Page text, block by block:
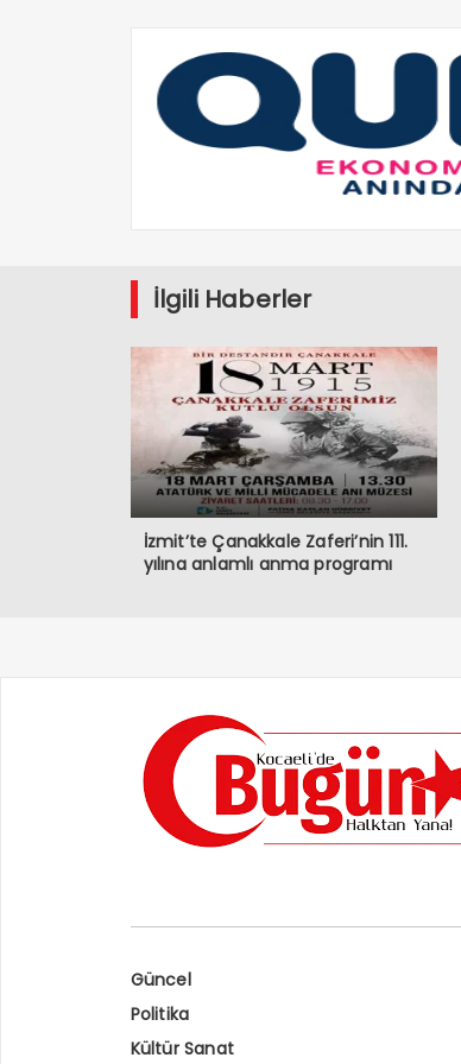
İlgili Haberler
İzmit’te Çanakkale Zaferi’nin 111.
yılına anlamlı anma programı
Güncel
Politika
Kültür Sanat